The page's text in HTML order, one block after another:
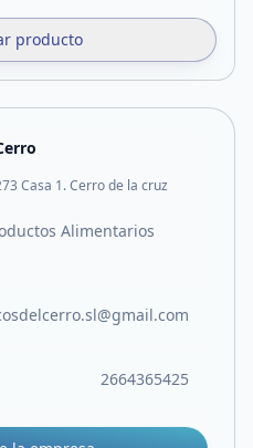
producto
Casa 1. Cerro de la cruz
Alimentarios
2664365425